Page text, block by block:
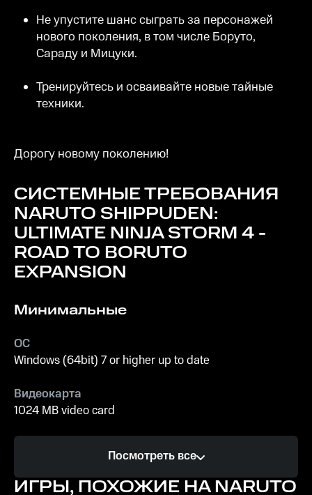
Не упустите шанс сыграть за персонажей
нового поколения, в том числе Боруто,
Сараду и Мицуки.
Тренируйтесь и осваивайте новые тайные
техники.
Дорогу новому поколению!
СИСТЕМНЫЕ ТРЕБОВАНИЯ
NARUTO SHIPPUDEN:
ULTIMATE NINJA STORM 4 -
ROAD TO BORUTO
EXPANSION
Минимальные
ОС
Windows (64bit) 7 or higher up to date
Видеокарта
1024 MB video card
Intel Core2 Duo, 3.0GHz - AMD Athlon 64 X2 Dual Core
6400+ 3.2GHz
Посмотреть все
ИГРЫ, ПОХОЖИЕ НА NARUTO